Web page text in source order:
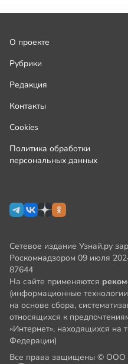
О проекте
Рубрики
Редакция
Контакты
Cookies
Политика обработки
персональных данных
Сетевое издание Узнай.ру
Роскомнадзором 09 июля
87644
На сайте применяются
(информационные
на основе сбора,
относящихся к
«Интернет», находящихся на
Федерации)
Все права защищены © ООО